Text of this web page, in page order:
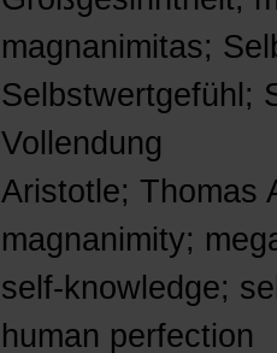
magnanimitas;
Selbstwertgefühl;
Vollendung
Aristotle; Thomas
magnanimity;
self-knowledge;
human perfection